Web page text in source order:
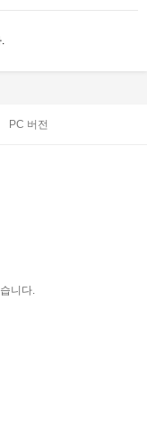
PC 버전
니다.